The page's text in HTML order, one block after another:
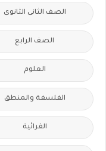
الصف الثانى الثانوى
الصف الرابع
العلوم
الفلسفة والمنطق
القرائية